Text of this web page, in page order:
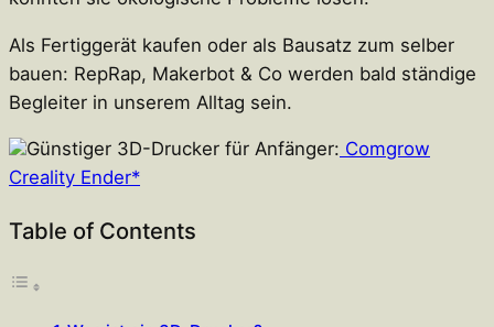
Als Fertiggerät kaufen oder als Bausatz zum selber
bauen: RepRap, Makerbot & Co werden bald ständige
Begleiter in unserem Alltag sein.
Günstiger 3D-Drucker für Anfänger: Comgrow
Creality Ender*
Table of Contents